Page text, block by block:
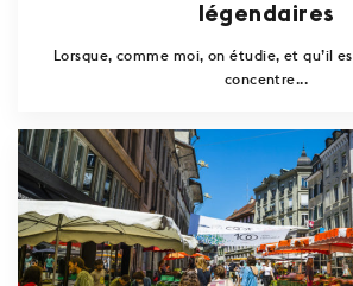
légendaires
Lorsque, comme moi, on étudie, et qu’il
concentre...